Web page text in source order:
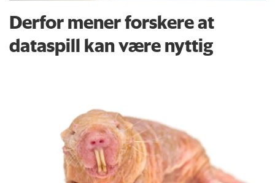
Derfor mener forskere at
dataspill kan være nyttig